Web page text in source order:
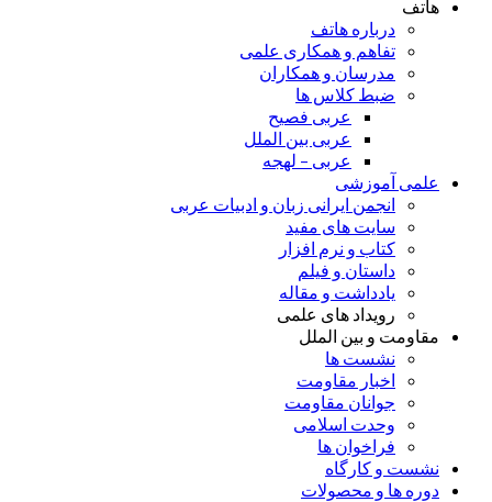
هاتف
درباره هاتف
تفاهم و همکاری علمی
مدرسان و همکاران
ضبط کلاس ها
عربی فصیح
عربی بین الملل
عربی – لهجه
علمی آموزشی
انجمن ایرانی زبان و ادبیات عربی
سایت های مفید
کتاب و نرم افزار
داستان و فیلم
یادداشت و مقاله
رویداد های علمی
مقاومت و بین الملل
نشست ها
اخبار مقاومت
جوانان مقاومت
وحدت اسلامی
فراخوان ها
نشست و کارگاه
دوره ها و محصولات